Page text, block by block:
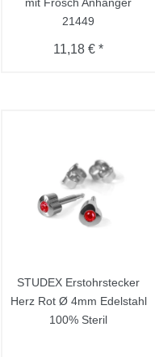
mit Frosch Anhänger
21449
11,18 € *
STUDEX Erstohrstecker
Herz Rot Ø 4mm Edelstahl
100% Steril